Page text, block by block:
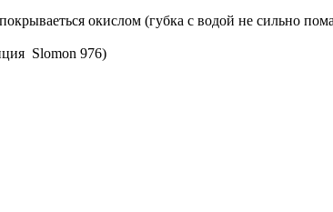
окислом (губка с водой не сильно
Slomon 976)